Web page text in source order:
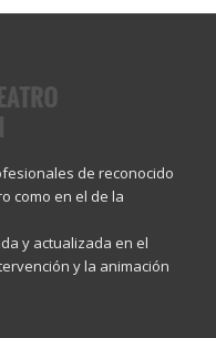
de reconocido
como en el de la
y actualizada en el
y la animación